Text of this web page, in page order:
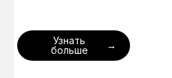
Узнать
больше